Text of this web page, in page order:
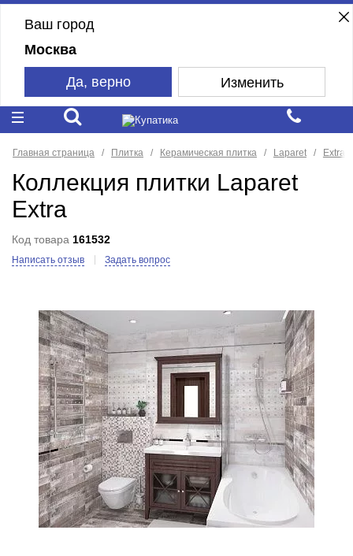
Ваш город
Москва
Да, верно Изменить
Главная страница Плитка Керамическая плитка Laparet Extra
Коллекция плитки Laparet
Extra
Код товара 161532
Написать отзыв Задать вопрос